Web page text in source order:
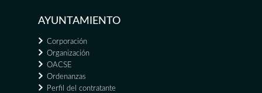
AYUNTAMIENTO
Corporación
Organización
OACSE
Ordenanzas
Perfil del contratante